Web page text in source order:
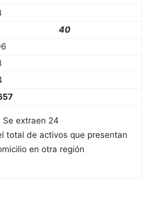
40
extraen 24
total de activos que presentan
en otra región